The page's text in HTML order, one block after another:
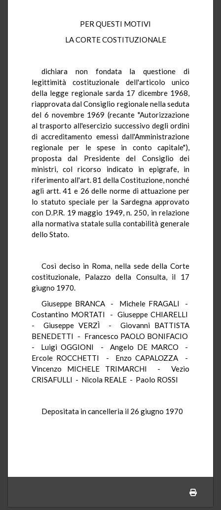
PER QUESTI MOTIVI
LA CORTE COSTITUZIONALE
dichiara non fondata la questione di
legittimità costituzionale dell'articolo unico
della legge regionale sarda 17 dicembre 1968,
riapprovata dal Consiglio regionale nella seduta
del 6 novembre 1969 (recante "Autorizzazione
al trasporto all'esercizio successivo degli ordini
di accreditamento emessi dall'Amministrazione
regionale per le spese in conto capitale"),
proposta dal Presidente del Consiglio dei
ministri, col ricorso indicato in epigrafe, in
riferimento all'art. 81 della Costituzione, nonché
agli artt. 41 e 26 delle norme di attuazione per
lo statuto speciale per la Sardegna approvato
con D.P.R. 19 maggio 1949, n. 250, in relazione
alla normativa statale sulla contabilità generale
dello Stato.
Così deciso in Roma, nella sede della Corte
costituzionale, Palazzo della Consulta, il 17
giugno 1970.
Giuseppe BRANCA - Michele FRAGALI -
Costantino MORTATI - Giuseppe CHIARELLI
- Giuseppe VERZÌ - Giovanni BATTISTA
BENEDETTI - Francesco PAOLO BONIFACIO
- Luigi OGGIONI - Angelo DE MARCO -
Ercole ROCCHETTI - Enzo CAPALOZZA -
Vincenzo MICHELE TRIMARCHI - Vezio
CRISAFULLI - Nicola REALE - Paolo ROSSI
Depositata in cancelleria il 26 giugno 1970